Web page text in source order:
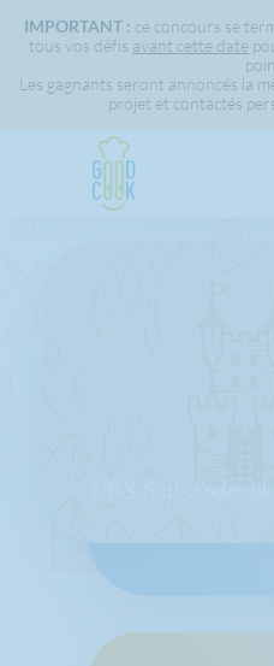
IMPORTANT : ce concours se
tous vos défis avant cette date
Les gagnants seront annoncés la
projet et contactés